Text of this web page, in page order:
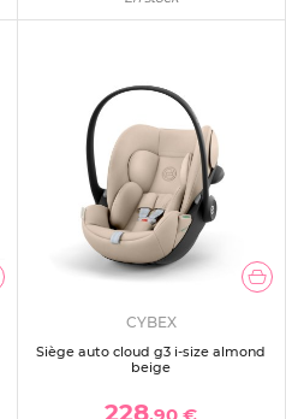
CYBEX
Siège auto cloud g3 i-size almond
beige
228,90 €